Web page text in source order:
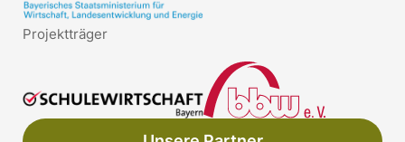
Projektträger